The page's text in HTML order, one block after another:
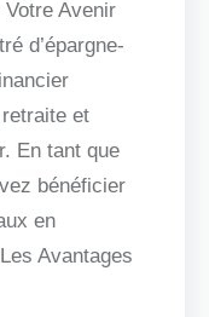
Avenir
d’épargne-
et
En tant que
bénéficier
en
Avantages